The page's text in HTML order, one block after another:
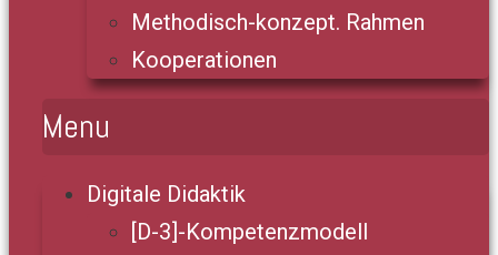
Methodisch-konzept. Rahmen
Kooperationen
Menu
Digitale Didaktik
[D-3]-Kompetenzmodell